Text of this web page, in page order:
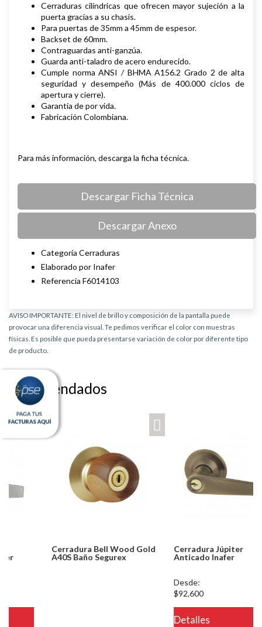
Cerraduras cilíndricas que ofrecen mayor sujeción a la
puerta gracias a su chasis.
Para puertas de 35mm a 45mm de espesor.
Backset de 60mm.
Contraguardas anti-ganzúa.
Guarda anti-taladro de acero endurecido.
Cumple norma ANSI / BHMA A156.2 Grado 2 de alta
seguridad y desempeño (Más de 400.000 ciclos de
apertura y cierre).
Garantía de por vida.
Fabricación Colombiana.
Para más información, descarga la ficha técnica.
Descargar Ficha Técnica
Descargar Anexo
Categoría Cerraduras
Elaborado por Inafer
Referencia F6014103
AVISO IMPORTANTE: El nivel de brillo y composición de la pantalla puede
provocar una diferencia visual. Te pedimos verificar el color con muestras
físicas. Es posible que pueda presentarse variación de color por diferente tipo
de producto.
Recomendados
Cerradura Bell Wood Gold
A40S Baño Segurex
/PageGearCloud/www/html/es/dominios/ferreinox.pagegear.co/
Cerradura Júpiter
Anticado Inafer
Detalles